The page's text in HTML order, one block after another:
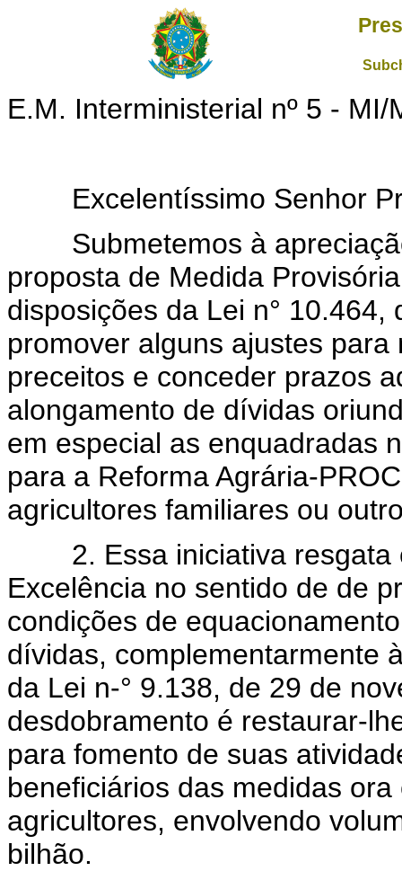
E.M. Interministerial nº 5 - MI/
Excelentíssimo Senhor
Submetemos à
proposta de Medida
disposições da Lei n°
promover alguns ajustes
preceitos e conceder prazos
alongamento de dívidas
em especial as enquadradas
para a Reforma Agrária-
agricultores familiares ou
2. Essa iniciativa resgata
Excelência no sentido de de
condições de
dívidas, complementarmente
da Lei n-° 9.138, de 29 de
desdobramento é restaurar-
para fomento de suas
beneficiários das medidas
agricultores, envolvendo
bilhão.